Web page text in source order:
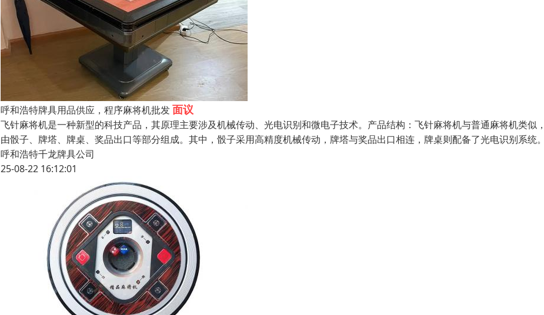
呼和浩特牌具用品供应，程序麻将机批发面议
飞针麻将机是一种新型的科技产品，其原理主要涉及机械传动、光电识别和微电子技术。产品结构：飞针麻将机与普通麻将机类似
由骰子、牌塔、牌桌、奖品出口等部分组成。其中，骰子采用高精度机械传动，牌塔与奖品出口相连，牌桌则配备了光电识别系统
呼和浩特千龙牌具公司
25-08-22 16:12:01